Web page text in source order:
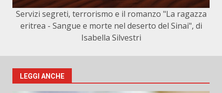
Servizi segreti, terrorismo e il romanzo "La ragazza
eritrea - Sangue e morte nel deserto del Sinai", di
Isabella Silvestri
LEGGI ANCHE